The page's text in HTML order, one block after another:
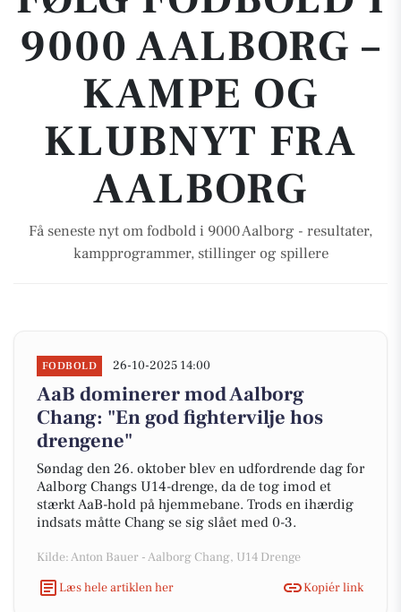
9000 AALBORG –
KAMPE OG
KLUBNYT FRA
AALBORG
Få seneste nyt om fodbold i 9000 Aalborg - resultater,
kampprogrammer, stillinger og spillere
FODBOLD 26-10-2025 14:00
AaB dominerer mod Aalborg
Chang: "En god fightervilje hos
drengene"
Søndag den 26. oktober blev en udfordrende dag for
Aalborg Changs U14-drenge, da de tog imod et
stærkt AaB-hold på hjemmebane. Trods en ihærdig
indsats måtte Chang se sig slået med 0-3.
Kilde: Anton Bauer - Aalborg Chang, U14 Drenge
Læs hele artiklen her
Kopiér link